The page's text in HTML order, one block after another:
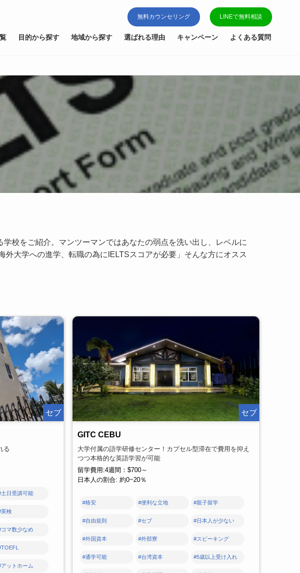
無料カウンセリング LINEで無料相談
目的から探す 地域から探す 選ばれる理由 キャンペーン よくある質問
校をご紹介。マンツーマンではあなたの弱点を洗い出し、レベルに
大学への進学、転職の為にIELTSスコアが必要」そんな方にオスス
セブ
る
土日受講可能
英検
コマ数少なめ
アットホーム
セブ
GITC CEBU
大学付属の語学研修センター！カプセル型滞在で費用を抑え
つつ本格的な英語学習が可能
留学費用:4週間：$700～
日本人の割合: 約0~20％
#格安 #便利な立地 #親子留学
#自由規則 #セブ #日本人が少ない
#外国資本 #外部寮 #スピーキング
#通学可能 #台湾資本 #5歳以上受け入れ